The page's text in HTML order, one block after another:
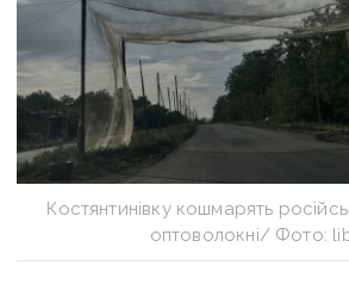
Костянтинівку кошмарять
оптоволокні/ Фото: